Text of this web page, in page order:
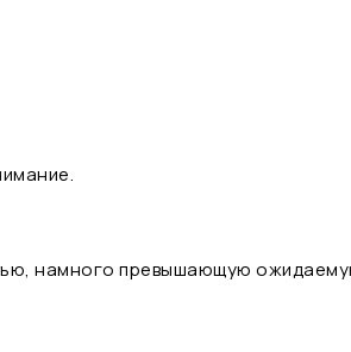
намного превышающую